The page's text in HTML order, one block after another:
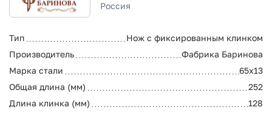
Россия
Тип
Нож с фиксированным клинком
Производитель
Фабрика Баринова
Марка стали
65х13
Общая длина (мм)
252
Длина клинка (мм)
128